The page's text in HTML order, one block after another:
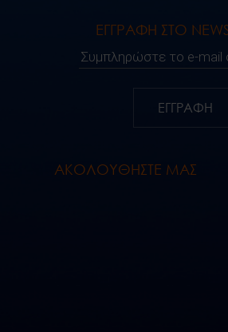
ΕΓΓΡΑΦΗ ΣΤΟ
Συμπληρώστε το e-mail
ΕΓΓΡΑΦΗ
ΑΚΟΛΟΥΘΗΣΤΕ ΜΑΣ